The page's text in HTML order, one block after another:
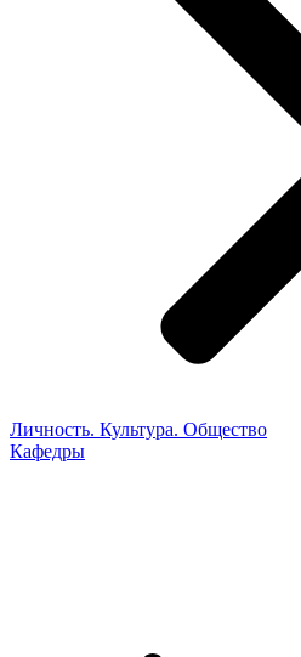
Личность. Культура. Общество
Кафедры